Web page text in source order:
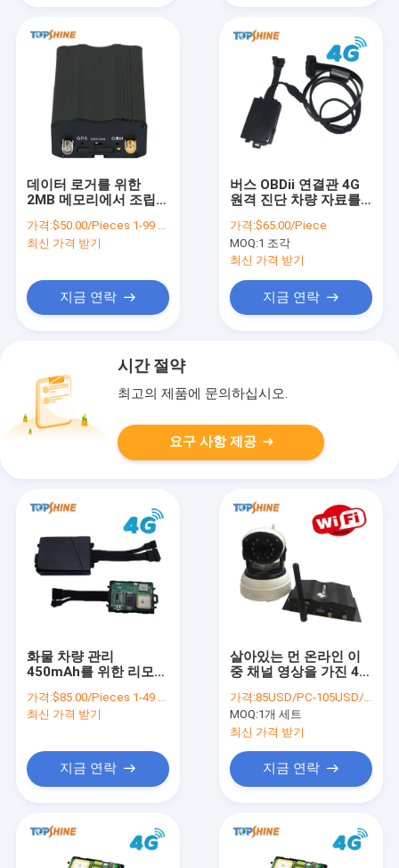
데이터 로거를 위한
2MB 메모리에서 조립된
럭 GPS 추적자
가격:$50.00/Pieces 1-99 Pieces
최신 가격 받기
지금 연락
버스 OBDii 연결관 4G
원격 진단 차량 자료를
는 할 수 있습니다
가격:$65.00/Piece
MOQ:1 조각
최신 가격 받기
지금 연락
시간 절약
최고의 제품에 문의하십시오.
요구 사항 제공
화물 차량 관리
450mAh를 위한 리모콘
자 4G명
가격:$85.00/Pieces 1-49 Pieces
최신 가격 받기
지금 연락
살아있는 먼 온라인 이
중 채널 영상을 가진 4G
가격:85USD/PC-105USD/PC
MOQ:1개 세트
최신 가격 받기
지금 연락